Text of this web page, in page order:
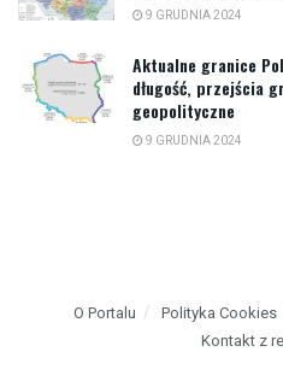
9 GRUDNIA 2024
Aktualne granice
długość, przejścia
geopolityczne
9 GRUDNIA 2024
O Portalu Polityka Cookies
Kontakt z